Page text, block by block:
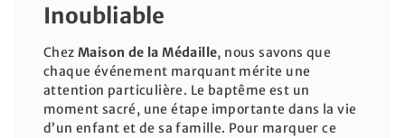
Inoubliable
Chez Maison de la Médaille, nous savons que
chaque événement marquant mérite une
attention particulière. Le baptême est un
moment sacré, une étape importante dans la vie
d’un enfant et de sa famille. Pour marquer ce